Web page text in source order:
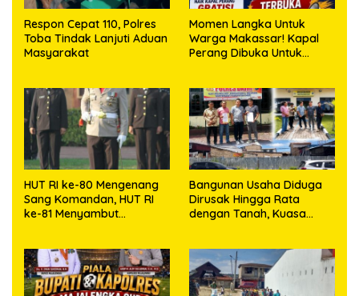
Respon Cepat 110, Polres
Toba Tindak Lanjuti Aduan
Masyarakat
Momen Langka Untuk
Warga Makassar! Kapal
Perang Dibuka Untuk
HUT RI ke-80 Mengenang
Sang Komandan, HUT RI
ke-81 Menyambut
Bangunan Usaha Diduga
Dirusak Hingga Rata
dengan Tanah, Kuasa
Tempuh Jalur Hukum